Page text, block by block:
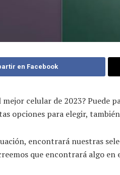
en Facebook
mejor celular de 2023?
opciones para elegir,
encontrará nuestras
que encontrará algo